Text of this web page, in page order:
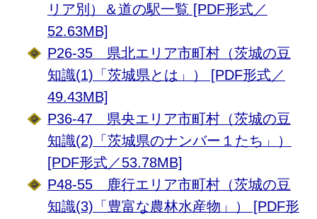
リア別）＆道の駅一覧 [PDF形式／
52.63MB]
P26-35 県北エリア市町村（茨城の豆
知識(1)「茨城県とは」） [PDF形式／
49.43MB]
P36-47 県央エリア市町村（茨城の豆
知識(2)「茨城県のナンバー１たち」）
[PDF形式／53.78MB]
P48-55 鹿行エリア市町村（茨城の豆
知識(3)「豊富な農林水産物」） [PDF形